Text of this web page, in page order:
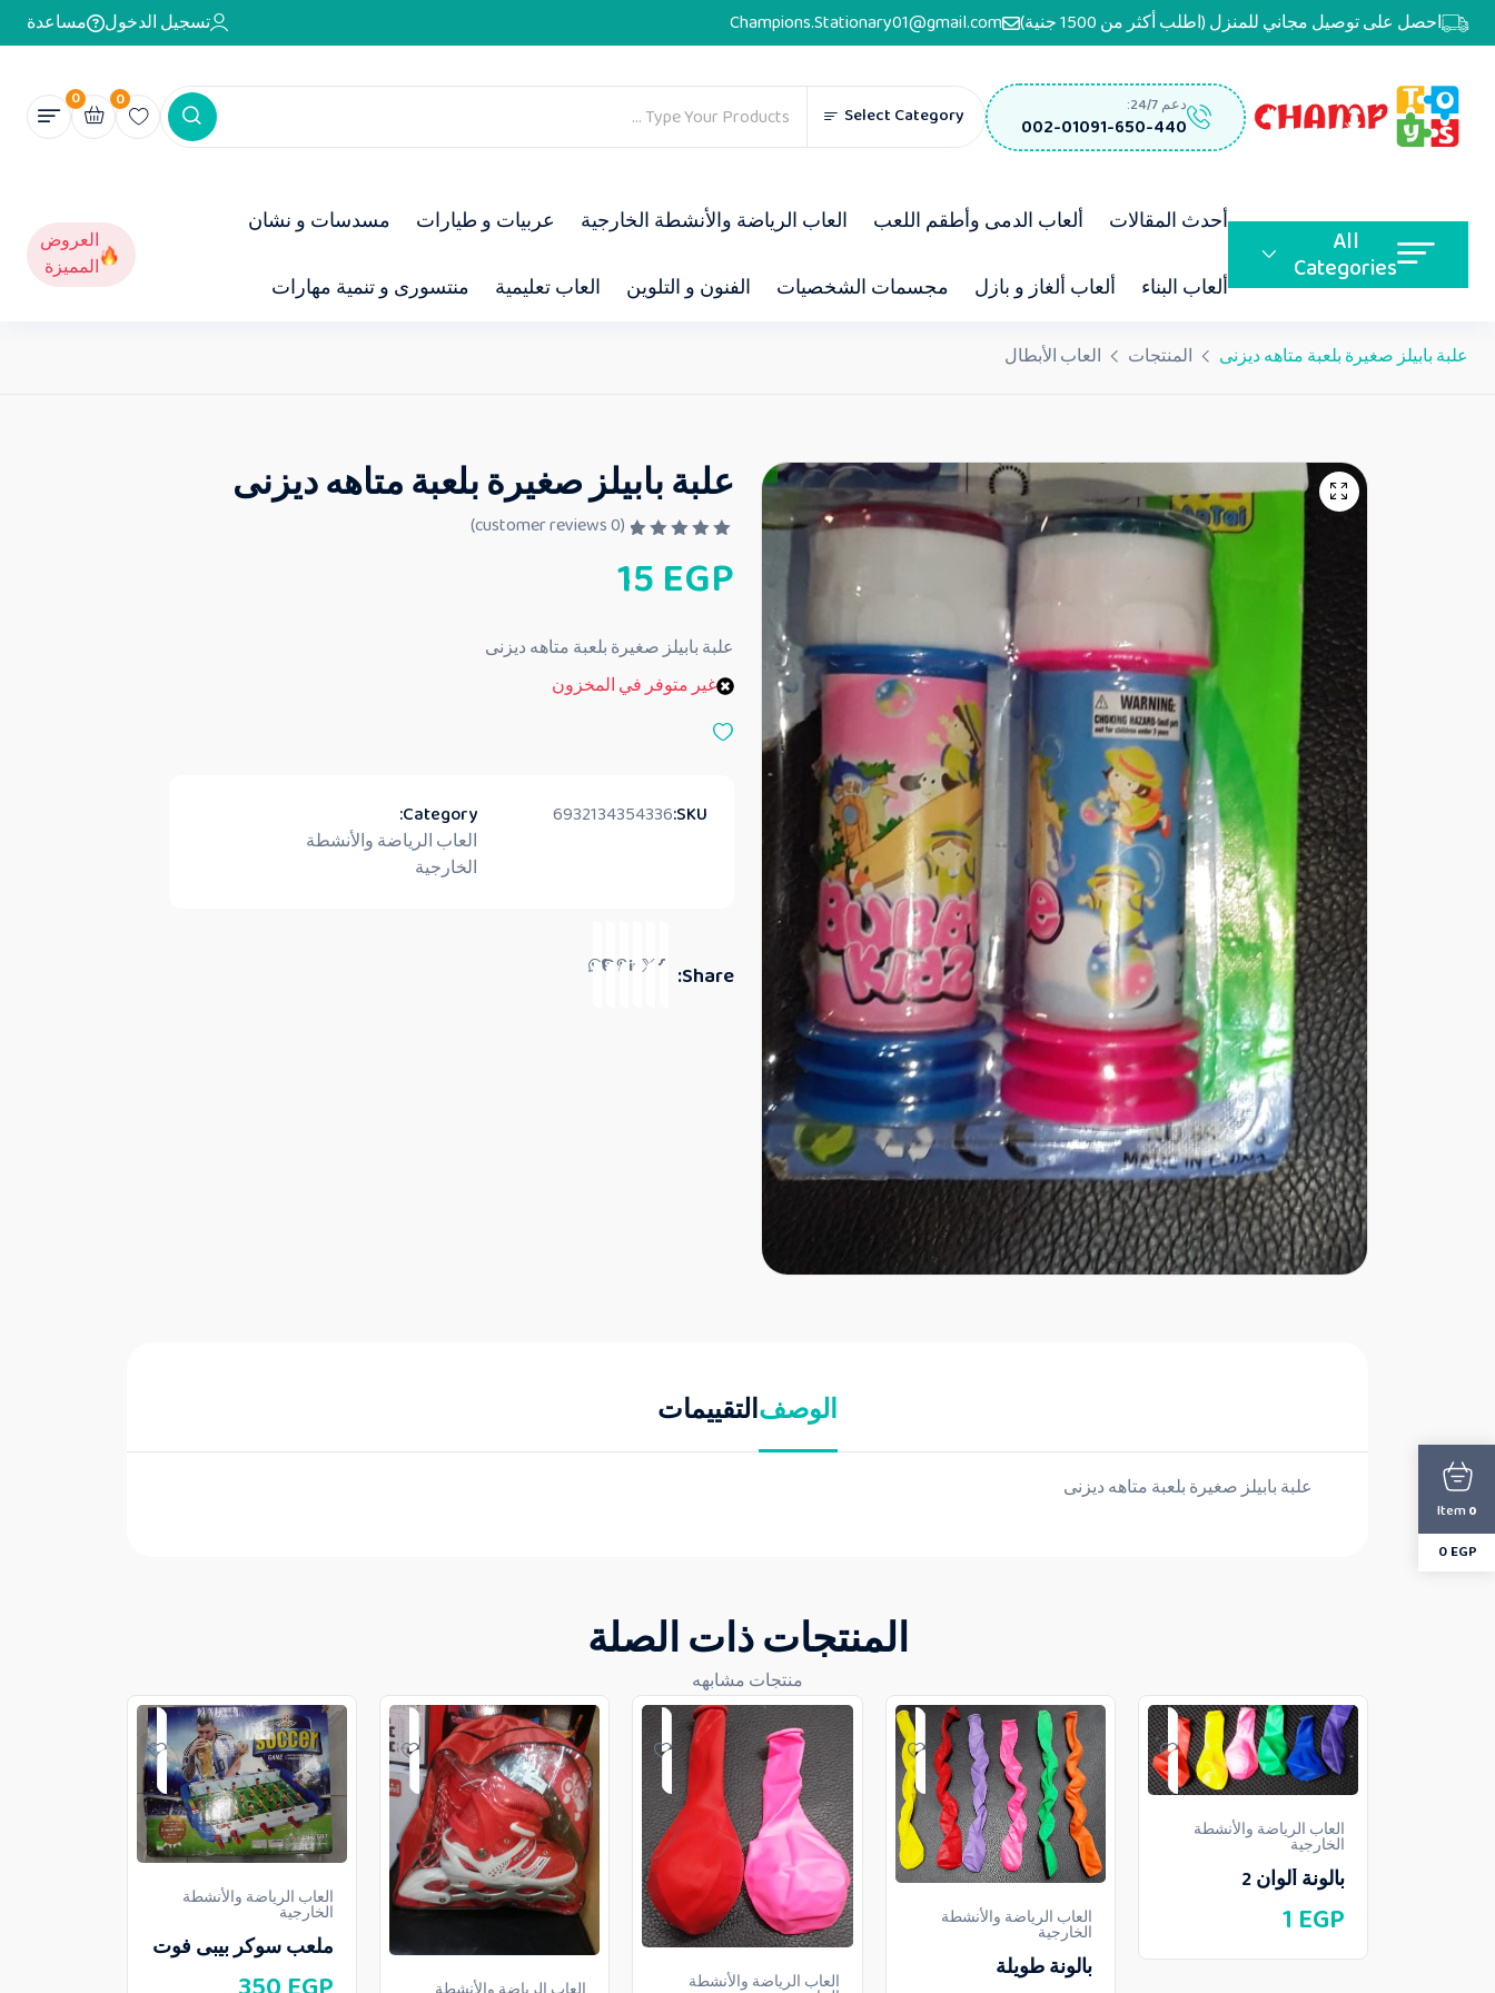
احصل على توصيل مجاني للمنزل (اطلب أكثر من 1500 جنية) Champions.Stationary01@gmail.com تسجيل الدخول مساعدة
دعم 24/7:
002-01091-650-440
Select Category
0
0
All
Categories
أحدث المقالات ألعاب الدمى وأطقم اللعب العاب الرياضة والأنشطة الخارجية عربيات و طيارات مسدسات و نشان
ألعاب البناء ألعاب ألغاز و بازل مجسمات الشخصيات الفنون و التلوين العاب تعليمية منتسورى و تنمية مهارات
العروض
المميزة
علبة بابيلز صغيرة بلعبة متاهه ديزنى المنتجات العاب الأبطال
علبة بابيلز صغيرة بلعبة متاهه ديزنى
م
ا
ي
م
ن
(
0
15EGP
علبة بابيلز صغيرة بلعبة متاهه ديزنى
غير متوفر في المخزون
SKU:
6932134354336
Category:
العاب الرياضة والأنشطة
الخارجية
Share:
الوصفالتقييمات
علبة بابيلز صغيرة بلعبة متاهه ديزنى
المنتجات ذات الصلة
منتجات مشابهه
العاب الرياضة والأنشطة
الخارجية
بالونة ألوان 2
1 EGP العاب الرياضة والأنشطة
الخارجية
بالونة طويلة العاب الرياضة والأنشطة
العاب الرياضة والأنشطة
الخارجية
ملعب سوكر بيبى فوت
0
Item
0EGP